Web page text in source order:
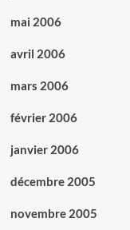
mai 2006
avril 2006
mars 2006
février 2006
janvier 2006
décembre 2005
novembre 2005